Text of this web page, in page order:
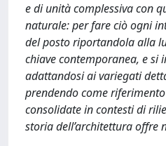
e di unità complessiva con
naturale: per fare ciò ogni
del posto riportandola alla
chiave contemporanea, e si
adattandosi ai variegati
prendendo come
consolidate in contesti di
storia dell’architettura offre